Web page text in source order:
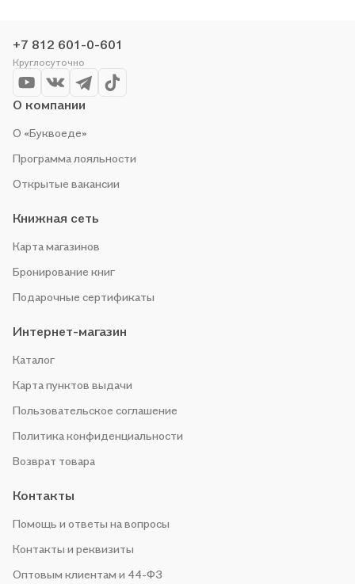
+7 812 601-0-601
Круглосуточно
О компании
О «Буквоеде»
Программа лояльности
Открытые вакансии
Книжная сеть
Карта магазинов
Бронирование книг
Подарочные сертификаты
Интернет-магазин
Каталог
Карта пунктов выдачи
Пользовательское соглашение
Политика конфиденциальности
Возврат товара
Контакты
Помощь и ответы на вопросы
Контакты и реквизиты
Оптовым клиентам и 44-ФЗ